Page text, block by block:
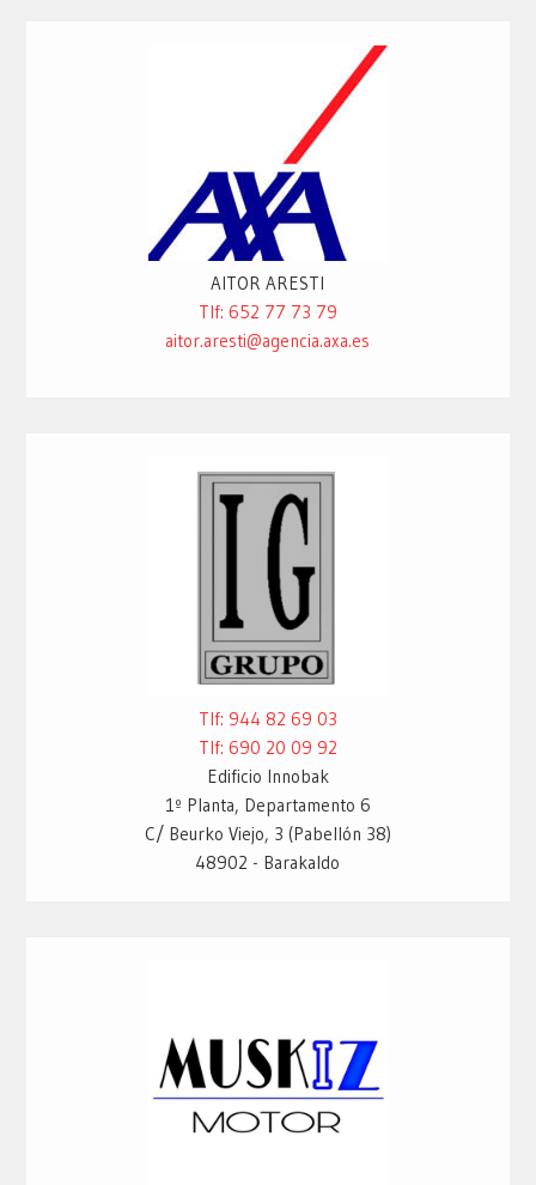
AITOR ARESTI
Tlf: 652 77 73 79
aitor.aresti@agencia.axa.es
Tlf: 944 82 69 03
Tlf: 690 20 09 92
Edificio Innobak
1º Planta, Departamento 6
C/ Beurko Viejo, 3 (Pabellón 38)
48902 - Barakaldo